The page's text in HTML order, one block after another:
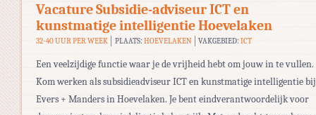
Vacature Subsidie-adviseur ICT en
kunstmatige intelligentie Hoevelaken
32-40 UUR PER WEEK PLAATS: HOEVELAKEN VAKGEBIED:ICT
Een veelzijdige functie waar je de vrijheid hebt om jouw in te vullen.
Kom werken als subsidieadviseur ICT en kunstmatige intelligentie bij
Evers + Manders in Hoevelaken. Je bent eindverantwoordelijk voor